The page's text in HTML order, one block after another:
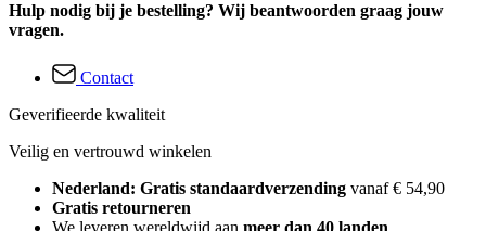
Hulp nodig bij je bestelling? Wij beantwoorden graag jouw
vragen.
Contact
Geverifieerde kwaliteit
Veilig en vertrouwd winkelen
Nederland: Gratis standaardverzending vanaf € 54,90
Gratis retourneren
We leveren wereldwijd aan meer dan 40 landen